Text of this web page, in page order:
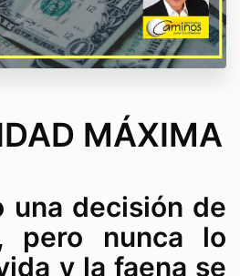
MÁXIMA
una decisión de
pero nunca lo
y la faena se